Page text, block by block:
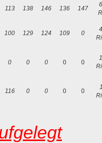
113 138 146 136 147
100 129 124 109 0
0 0 0 0 0
116 0 0 0 0